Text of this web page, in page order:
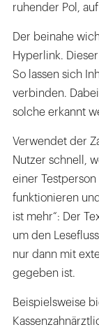
ruhender Pol,
Der beinahe
Hyperlink.
So lassen sich
verbinden.
solche erkannt
Verwendet der
Nutzer schnell,
einer
funktionieren
ist mehr“: Der
um den
nur dann mit
gegeben ist.
Beispielsweise